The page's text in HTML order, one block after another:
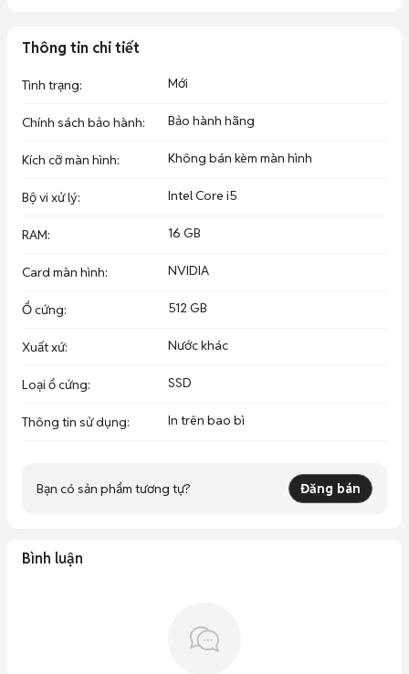
Thông tin chi tiết
Tình trạng: Mới
Chính sách bảo hành: Bảo hành hãng
Kích cỡ màn hình: Không bán kèm màn hình
Bộ vi xử lý: Intel Core i5
RAM: 16 GB
Card màn hình: NVIDIA
Ổ cứng: 512 GB
Xuất xứ: Nước khác
Loại ổ cứng: SSD
Thông tin sử dụng: In trên bao bì
Bạn có sản phẩm tương tự? Đăng bán
Bình luận